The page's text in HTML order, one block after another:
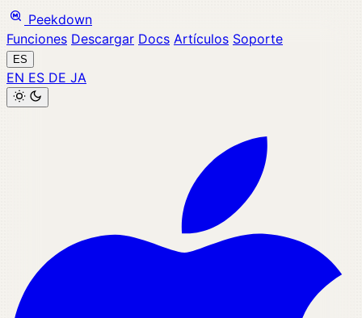
Peekdown
Funciones Descargar Docs Artículos Soporte
ES
EN ES DE JA